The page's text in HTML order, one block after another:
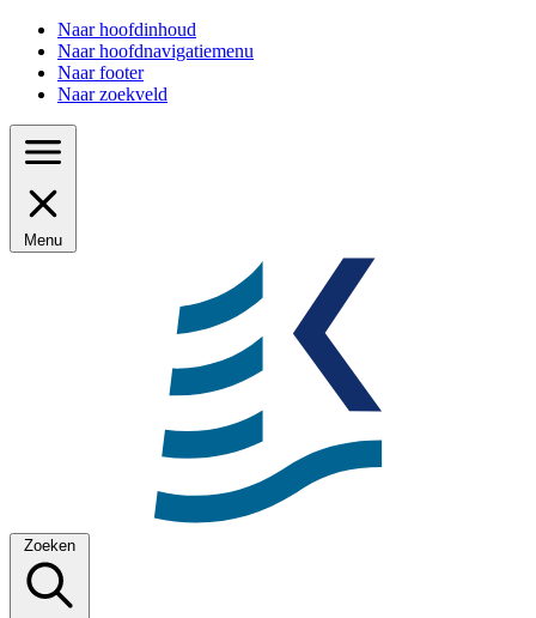
Naar hoofdinhoud
Naar hoofdnavigatiemenu
Naar footer
Naar zoekveld
Menu
Zoeken